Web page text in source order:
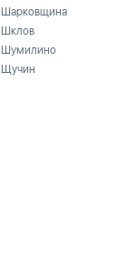
Шарковщина
Шклов
Шумилино
Щучин